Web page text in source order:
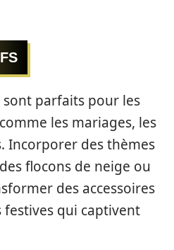
parfaits pour les
les mariages, les
Incorporer des thèmes
flocons de neige ou
des accessoires
festives qui captivent